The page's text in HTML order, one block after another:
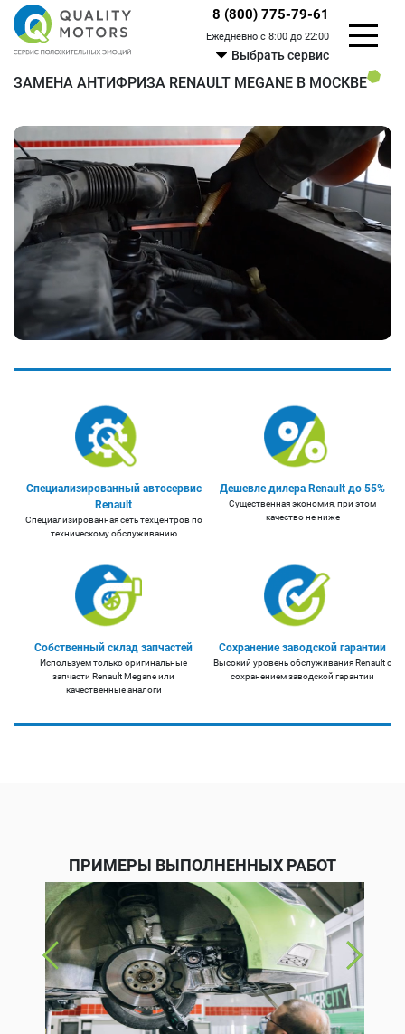
8 (800) 775-79-61
Ежедневно с 8:00 до 22:00
Выбрать сервис
ЗАМЕНА АНТИФРИЗА RENAULT MEGANE В МОСКВЕ
Специализированный автосервис
Renault
Специализированная сеть техцентров по
техническому обслуживанию
Дешевле дилера Renault до 55%
Существенная экономия, при этом
качество не ниже
Собственный склад запчастей
Используем только оригинальные
запчасти Renault Megane или
качественные аналоги
Сохранение заводской гарантии
Высокий уровень обслуживания Renault с
сохранением заводской гарантии
ПРИМЕРЫ ВЫПОЛНЕННЫХ РАБОТ